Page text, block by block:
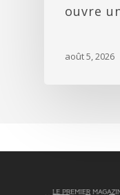
ouvre
août 5, 2026